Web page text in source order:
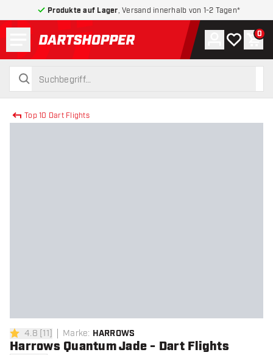
Produkte auf Lager , Versand innerhalb von 1-2 Tagen*
zurück zur Startseite
suchen
suchen
Konto
Meine 0
Top 10 Dart Flights
4.8 Bewertungssterne
4.8 [11] Marke: HARROWS
Harrows Quantum Jade - Dart Flights